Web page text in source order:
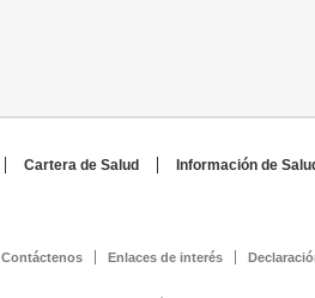
Cartera de Salud
Información de
Contáctenos Enlaces de interés